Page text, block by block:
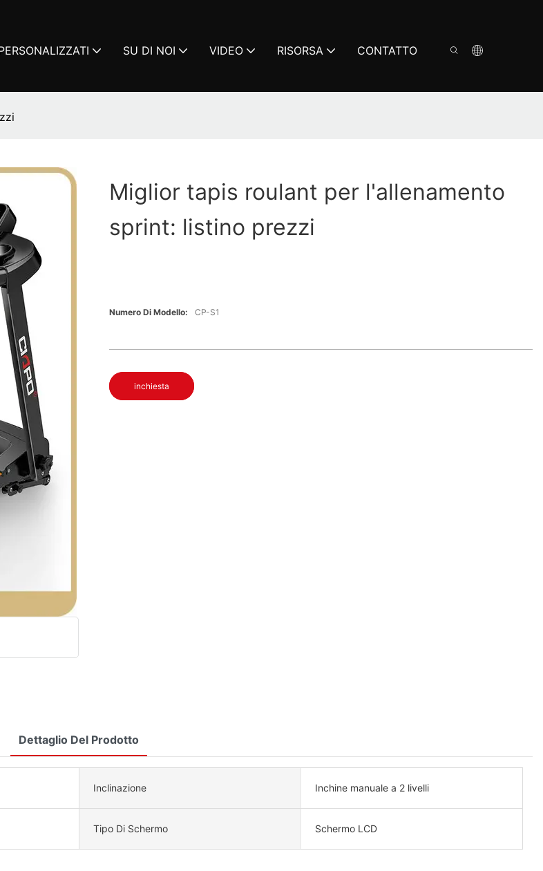
SU DI NOI VIDEO RISORSA CONTATTO
Miglior tapis roulant per l'allenamento
sprint: listino prezzi
Numero Di Modello: CP-S1
inchiesta
Dettaglio Del Prodotto
Inclinazione Inchine manuale a 2 livelli
Tipo Di Schermo Schermo LCD